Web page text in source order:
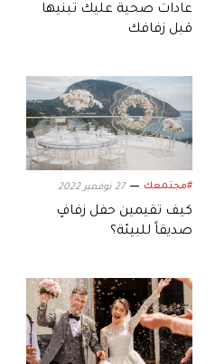
عادات صحية عليك تبنيها
قبل زفافك
#مجتمعك 27 نوفمبر 2022
كيف تقيمين حفل زفافٍ
صديقاً للبيئة؟